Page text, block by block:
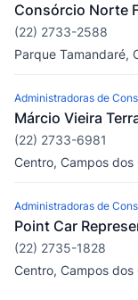
Consórcio Norte
(22) 2733-2588
Parque Tamandaré,
Administradoras de
Márcio Vieira
(22) 2733-6981
Centro, Campos dos
Administradoras de
Point Car
(22) 2735-1828
Centro, Campos dos